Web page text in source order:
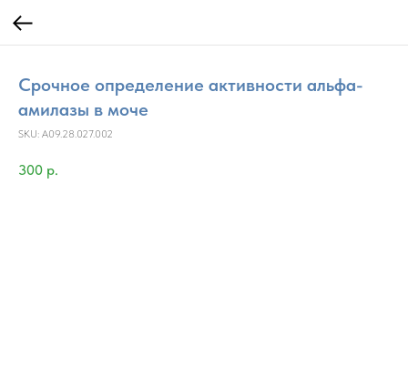
Срочное определение активности альфа-
амилазы в моче
SKU: A09.28.027.002
300 р.